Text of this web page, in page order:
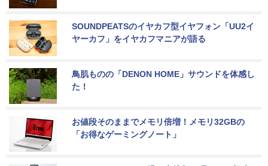
SOUNDPEATSのイヤカフ型イヤフォン「UU2イ
ヤーカフ」をイヤカフマニアが語る
鳥肌ものの「DENON HOME」サウンドを体感し
た！
お値段そのままでメモリ倍増！メモリ32GBの
「お得なゲーミングノート」